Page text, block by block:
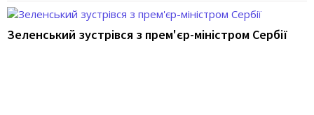
Зеленський зустрівся з прем'єр-міністром Сербії